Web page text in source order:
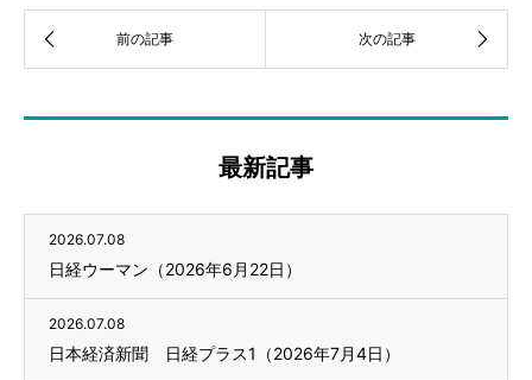
最新記事
2026.07.08
日経ウーマン（2026年6月22日）
2026.07.08
日本経済新聞 日経プラス1（2026年7月4日）